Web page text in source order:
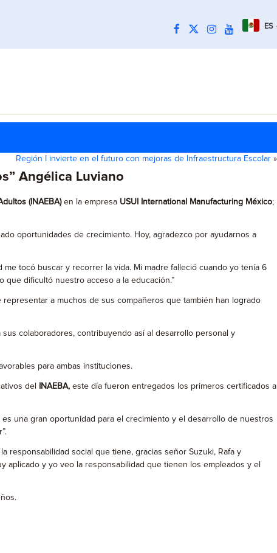
ES
Región I invierte en el futuro con mejoras de Infraestructura Escolar »
Angélica Luviano
(INAEBA)en la empresa USUI International Manufacturing México;
oportunidades de crecimiento. Hoy, agradezco por ayudarnos a
tocó buscar y recorrer la vida. Mi madre falleció cuando yo tenía 6
que dificultó nuestro acceso a la educación.”
a muchos de sus compañeros que también han logrado
colaboradores, contribuyendo así al desarrollo personal y
para ambas instituciones.
del INAEBA, este día fueron entregados los primeros certificados a
una gran oportunidad para el crecimiento y el desarrollo de nuestros
responsabilidad social que tiene, gracias señor Suzuki, Rafa y
aplicado y yo veo la responsabilidad que tienen los empleados y el